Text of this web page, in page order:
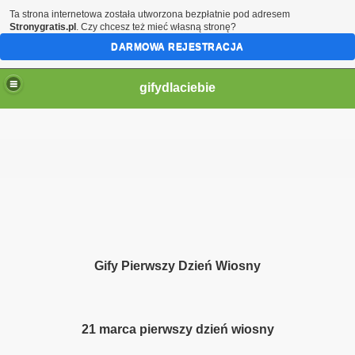
gifydlaciebie
Gify Pierwszy Dzień Wiosny
21 marca pierwszy dzień wiosny
Ta strona internetowa została utworzona bezpłatnie pod adresem
Stronygratis.pl . Czy chcesz też mieć własną stronę?
DARMOWA REJESTRACJA